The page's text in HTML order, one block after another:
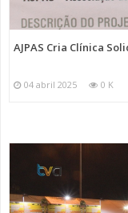
AJPAS Cria Clínica
04 abril 2025 0 K